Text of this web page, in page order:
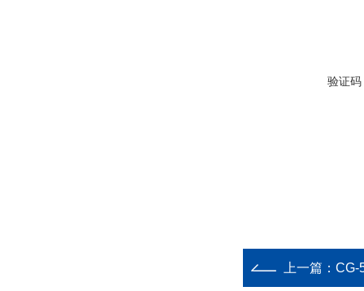
验证码
上一篇： CG-